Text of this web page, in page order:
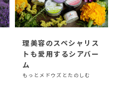
理美容のスペシャリス
トも愛用するシアバー
ム
もっとメドウズとたのしむ